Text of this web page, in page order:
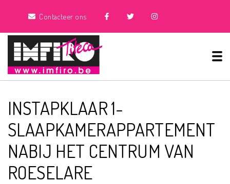
Contacteer ons
INSTAPKLAAR 1-
SLAAPKAMERAPPARTEMENT
NABIJ HET CENTRUM VAN
ROESELARE